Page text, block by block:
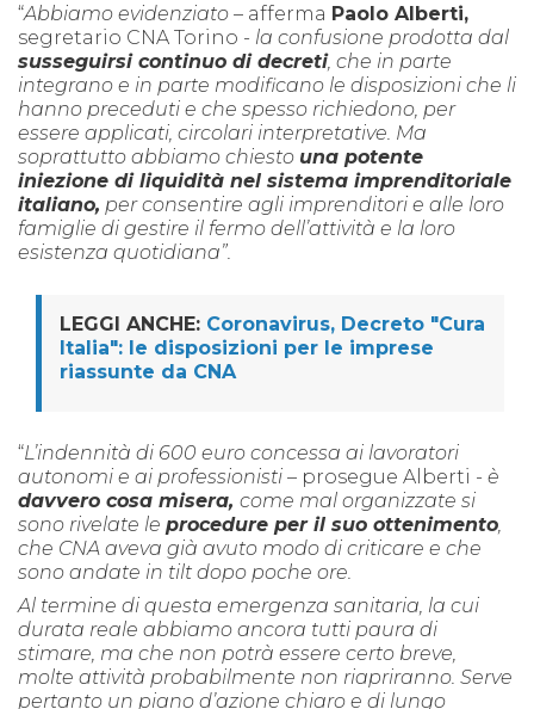
“Abbiamo evidenziato – afferma Paolo Alberti,
segretario CNA Torino - la confusione prodotta dal
susseguirsi continuo di decreti, che in parte
integrano e in parte modificano le disposizioni che li
hanno preceduti e che spesso richiedono, per
essere applicati, circolari interpretative. Ma
soprattutto abbiamo chiesto una potente
iniezione di liquidità nel sistema imprenditoriale
italiano, per consentire agli imprenditori e alle loro
famiglie di gestire il fermo dell’attività e la loro
esistenza quotidiana”.
LEGGI ANCHE: Coronavirus, Decreto "Cura
Italia": le disposizioni per le imprese
riassunte da CNA
“L’indennità di 600 euro concessa ai lavoratori
autonomi e ai professionisti – prosegue Alberti - è
davvero cosa misera, come mal organizzate si
sono rivelate le procedure per il suo ottenimento
che CNA aveva già avuto modo di criticare e che
sono andate in tilt dopo poche ore.
Al termine di questa emergenza sanitaria, la cui
durata reale abbiamo ancora tutti paura di
stimare, ma che non potrà essere certo breve,
molte attività probabilmente non riapriranno. Serve
pertanto un piano d’azione chiaro e di lungo